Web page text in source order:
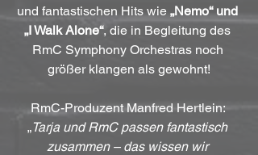
und fantastischen Hits wie „Nemo“ und
„I Walk Alone“, die in Begleitung des
RmC Symphony Orchestras noch
größer klangen als gewohnt!
RmC-Produzent Manfred Hertlein:
„Tarja und RmC passen fantastisch
zusammen – das wissen wir